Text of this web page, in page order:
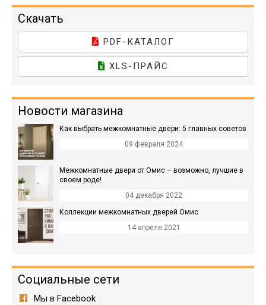
Скачать
PDF-КАТАЛОГ
XLS-ПРАЙС
Новости магазина
Как выбрать межкомнатные двери: 5 главных советов
09 февраля 2024
Межкомнатные двери от Омис – возможно, лучшие в
своем роде!
04 декабря 2022
Коллекции межкомнатных дверей Омис
14 апреля 2021
Социальные сети
Мы в Facebook